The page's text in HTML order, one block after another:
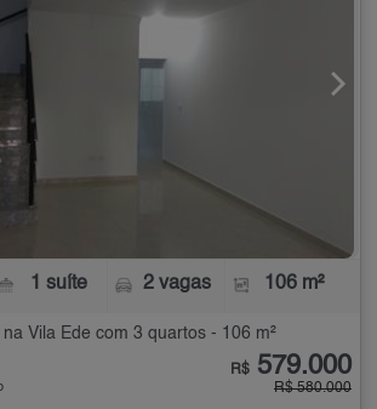
1 suíte 2 vagas 106 m²
Vila Ede com 3 quartos - 106 m²
R$ 579.000
R$ 580.000